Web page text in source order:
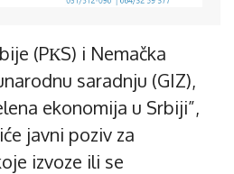
(PКS) i Nemačka
saradnju (GIZ),
ekonomija u Srbiji”,
javni poziv za
izvoze ili se